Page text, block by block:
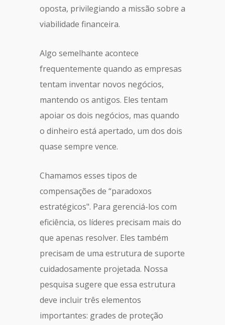
oposta, privilegiando a missão sobre a
viabilidade financeira.
Algo semelhante acontece
frequentemente quando as empresas
tentam inventar novos negócios,
mantendo os antigos. Eles tentam
apoiar os dois negócios, mas quando
o dinheiro está apertado, um dos dois
quase sempre vence.
Chamamos esses tipos de
compensações de “paradoxos
estratégicos". Para gerenciá-los com
eficiência, os líderes precisam mais do
que apenas resolver. Eles também
precisam de uma estrutura de suporte
cuidadosamente projetada. Nossa
pesquisa sugere que essa estrutura
deve incluir três elementos
importantes: grades de proteção